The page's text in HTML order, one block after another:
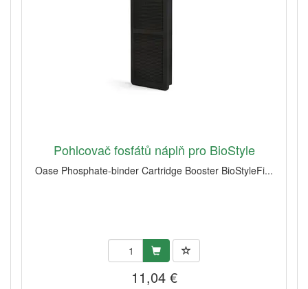
Pohlcovač fosfátů náplň pro BioStyle
Oase Phosphate-binder Cartridge Booster BioStyleFi...
11,04 €